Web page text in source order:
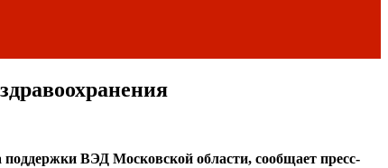
ВЭД Московской области, сообщает пресс-